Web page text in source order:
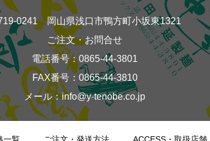
0241 岡山県浅口市鴨方町小坂東1321
ご注文・お問合せ
電話番号：0865-44-3801
FAX番号：0865-44-3810
メール：info@y-tenobe.co.jp
一覧 ご注文・発送方法 ACCESS・取扱店舗